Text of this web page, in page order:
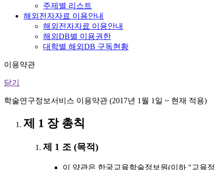
주제별 리스트
해외전자자료 이용안내
해외전자자료 이용안내
해외DB별 이용권한
대학별 해외DB 구독현황
이용약관
닫기
학술연구정보서비스 이용약관 (2017년 1월 1일 ~ 현재 적용)
제 1 장 총칙
제 1 조 (목적)
이 약관은 한국교육학술정보원(이하 "교육정